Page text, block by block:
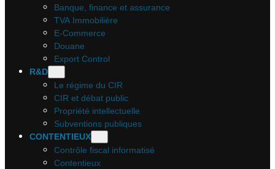
Banque, finance et assurance
TVA Immobilière
E-Commerce
Douane
Export Control
R&D
Le régime du CIR
CIR et débat public
Propriété intellectuelle
Subventions publiques
CONTENTIEUX
Contrôle fiscal informatisé
Contentieux